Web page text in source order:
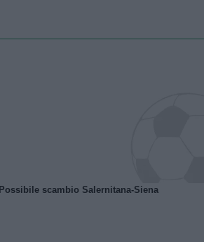
Possibile scambio Salernitana-Siena